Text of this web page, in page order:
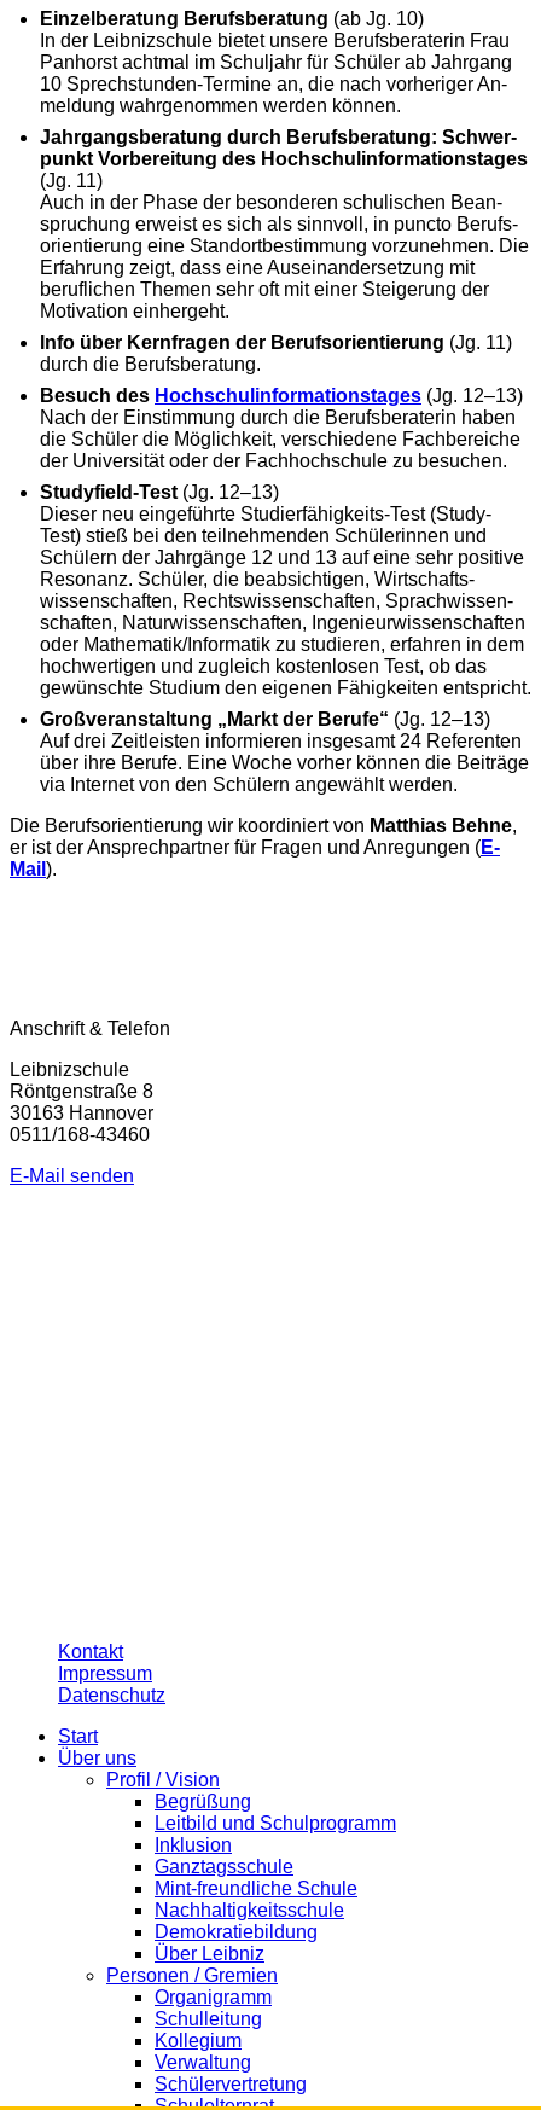
Einzelberatung Berufsberatung (ab Jg. 10)
In der Leibnizschule bietet unsere Berufs­beraterin Frau
Panhorst achtmal im Schuljahr für Schüler ab Jahrgang
10 Sprech­stunden-Termine an, die nach vorheriger An­
meldung wahr­ge­nommen werden können.
Jahrgangsberatung durch Berufs­be­ratung: Schwer­
punkt Vorbe­reitung des Hochschul­informations­tages
(Jg. 11)
Auch in der Phase der besonderen schulischen Bean­
spruchung erweist es sich als sinnvoll, in puncto Berufs­
orientierung eine Stand­ort­be­stimmung vorzunehmen. Die
Erfahrung zeigt, dass eine Ausein­ander­setzung mit
beruflichen Themen sehr oft mit einer Steigerung der
Motivation einhergeht.
Info über Kernfragen der Berufsorientierung (Jg. 11)
durch die Berufsberatung.
Besuch des Hochschulinformationstages (Jg. 12–13)
Nach der Einstimmung durch die Berufsberaterin haben
die Schüler die Möglichkeit, verschiedene Fachbereiche
der Universität oder der Fachhochschule zu besuchen.
Studyfield-Test (Jg. 12–13)
Dieser neu eingeführte Studier­fähigkeits-Test (Study-
Test) stieß bei den teil­nehmenden Schülerinnen und
Schülern der Jahr­gänge 12 und 13 auf eine sehr positive
Resonanz. Schüler, die beab­sichtigen, Wirtschafts­
wissen­schaften, Rechts­wissen­schaften, Sprach­wissen­
schaften, Natur­wissen­schaften, Ingenieur­wissen­schaften
oder Mathematik/Informatik zu studieren, erfahren in dem
hoch­wertigen und zugleich kosten­losen Test, ob das
gewünschte Studium den eigenen Fähig­keiten entspricht.
Großveranstaltung „Markt der Berufe“ (Jg. 12–13)
Auf drei Zeitleisten informieren insgesamt 24 Referenten
über ihre Berufe. Eine Woche vorher können die Beiträge
via Internet von den Schülern angewählt werden.
Die Berufsorientierung wir koordiniert von Matthias Behne,
er ist der Ansprechpartner für Fragen und Anregungen (E-
Mail ).
Anschrift & Telefon
Leibnizschule
Röntgenstraße 8
30163 Hannover
0511/168-43460
E-Mail senden
Kontakt
Impressum
Datenschutz
Start
Über uns
Profil / Vision
Begrüßung
Leitbild und Schulprogramm
Inklusion
Ganztagsschule
Mint-freundliche Schule
Nachhaltigkeitsschule
Demokratiebildung
Über Leibniz
Personen / Gremien
Organigramm
Schulleitung
Kollegium
Verwaltung
Schülervertretung